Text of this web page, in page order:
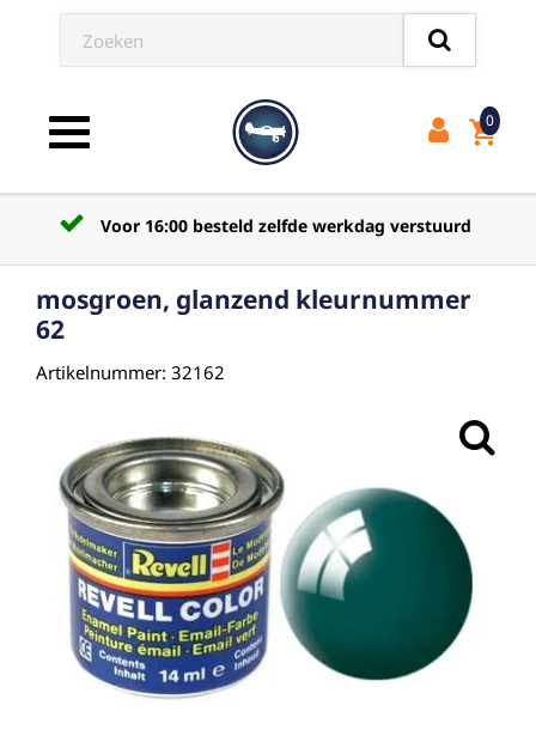
Toggle navigation shopping_cart
0
Voor 16:00 besteld zelfde werkdag verstuurd
mosgroen, glanzend kleurnummer
62
Artikelnummer: 32162